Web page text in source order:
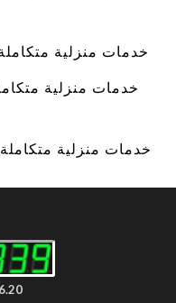
خدمات منزلية
خدمات منزلية
خدمات منزلية